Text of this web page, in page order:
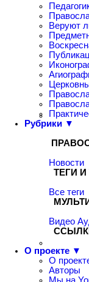
Веруют
Рубрики ▼
Новости
ТЕГИ
Все теги
Видео
О проекте ▼
О
Авторы